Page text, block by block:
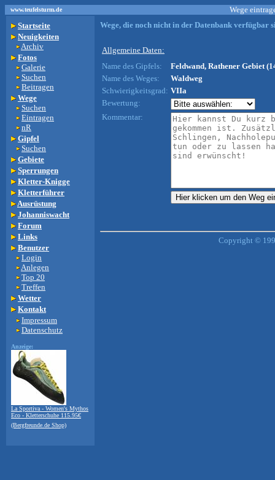
www.teufelsturm.de
Wege
Startseite
Neuigkeiten
Archiv
Fotos
Galerie
Suchen
Beitragen
Wege
Suchen
Eintragen
nR
Gipfel
Suchen
Gebiete
Sperrungen
Kletter-Knigge
Kletterführer
Ausrüstung
Johanniswacht
Forum
Links
Benutzer
Login
Anlegen
Top 20
Treffen
Wetter
Kontakt
Impressum
Datenschutz
Anzeige:
La Sportiva - Women's Mythos
Eco - Kletterschuhe 115.95€
(Bergfreunde.de Shop)
Wege, die noch nicht in der Datenbank verfügbar
Allgemeine Daten:
Name des Gipfels:
Feldwand, Rathener Gebiet
Name des Weges:
Waldweg
Schwierigkeitsgrad: VIIa
Bewertung:
Kommentar:
Copyright ©